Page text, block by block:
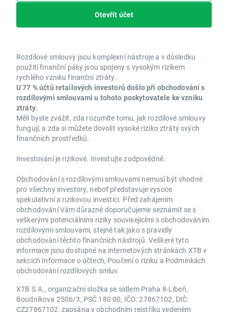
Otevřít účet
Rozdílové smlouvy jsou komplexní nástroje a v důsledku
použití finanční páky jsou spojeny s vysokým rizikem
rychlého vzniku finanční ztráty.
U 77 % účtů retailových investorů došlo při obchodování s
rozdílovými smlouvami u tohoto poskytovatele ke vzniku
ztráty.
Měli byste zvážit, zda rozumíte tomu, jak rozdílové smlouvy
fungují, a zda si můžete dovolit vysoké riziko ztráty svých
finančních prostředků.
Investování je rizikové. Investujte zodpovědně.
Obchodování s rozdílovými smlouvami nemusí být vhodné
pro všechny investory, neboť představuje vysoce
spekulativní a rizikovou investici. Před zahájením
obchodování Vám důrazně doporučujeme seznámit se s
veškerými potenciálními riziky souvisejícími s obchodováním
rozdílovými smlouvami, stejně tak jako s pravidly
obchodování těchto finančních nástrojů. Veškeré tyto
informace jsou dostupné na internetových stránkách XTB v
sekcích Informace o účtech, Poučení o riziku a Podmínkách
obchodování rozdílových smluv.
XTB S.A., organizační složka se sídlem Praha 8-Libeň,
Boudníkova 2506/3, PSČ 180 00, IČO: 27867102, DIČ:
CZ27867102, zapsána v obchodním rejstříku vedeném